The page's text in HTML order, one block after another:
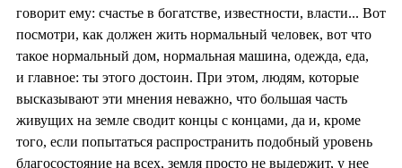
говорит ему: счастье в богатстве, известности, власти... Вот
посмотри, как должен жить нормальный человек, вот что
такое нормальный дом, нормальная машина, одежда, еда,
и главное: ты этого достоин. При этом, людям, которые
высказывают эти мнения неважно, что большая часть
живущих на земле сводит концы с концами, да и, кроме
того, если попытаться распространить подобный уровень
благосостояние на всех, земля просто не выдержит, у нее